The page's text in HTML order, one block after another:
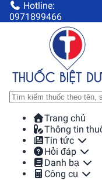
Hotline:
0971899466
Trang chủ
Thông tin
Tin tức
Hỏi đáp
Danh bạ
Công cụ